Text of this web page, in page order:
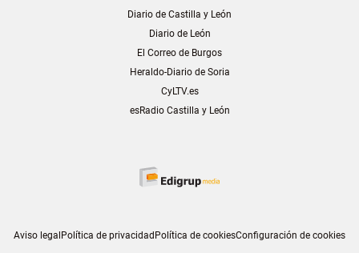
Diario de Castilla y León
Diario de León
El Correo de Burgos
Heraldo-Diario de Soria
CyLTV.es
esRadio Castilla y León
Aviso legalPolítica de privacidadPolítica de cookiesConfiguración de cookies